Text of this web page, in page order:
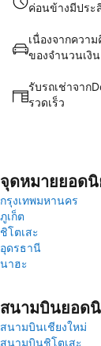
ค่อนข้างมีประ
เนื่องจากควา
ของจำนวนเงิน
รับรถเช่าจาก
รวดเร็ว
จุดหมายยอด
กรุงเทพมหานคร
ภูเก็ต
ชิโตเสะ
อุดรธานี
นาฮะ
สนามบินยอด
สนามบินเชียงใหม่
สนามบินชิโตเสะ